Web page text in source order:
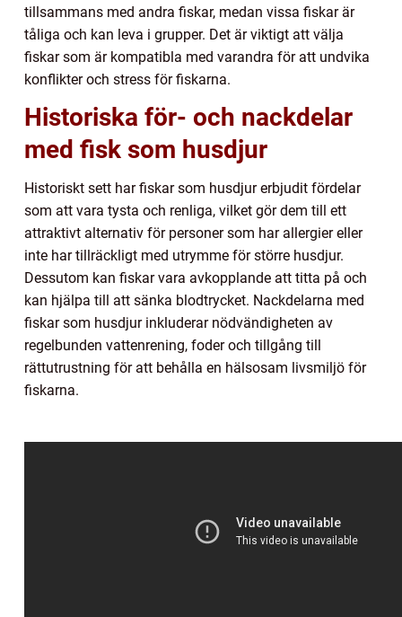
tillsammans med andra fiskar, medan vissa fiskar är
tåliga och kan leva i grupper. Det är viktigt att välja
fiskar som är kompatibla med varandra för att undvika
konflikter och stress för fiskarna.
Historiska för- och nackdelar
med fisk som husdjur
Historiskt sett har fiskar som husdjur erbjudit fördelar
som att vara tysta och renliga, vilket gör dem till ett
attraktivt alternativ för personer som har allergier eller
inte har tillräckligt med utrymme för större husdjur.
Dessutom kan fiskar vara avkopplande att titta på och
kan hjälpa till att sänka blodtrycket. Nackdelarna med
fiskar som husdjur inkluderar nödvändigheten av
regelbunden vattenrening, foder och tillgång till
rättutrustning för att behålla en hälsosam livsmiljö för
fiskarna.